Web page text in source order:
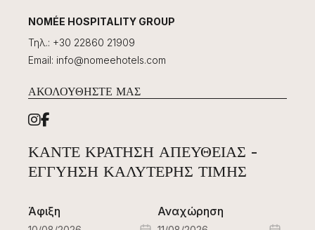
NOMÉE HOSPITALITY GROUP
Τηλ.: +30 22860 21909
Email: info@nomeehotels.com
ΑΚΟΛΟΥΘΉΣΤΕ ΜΑΣ
ΚΆΝΤΕ ΚΡΆΤΗΣΗ ΑΠΕΥΘΕΊΑΣ -
ΕΓΓΎΗΣΗ ΚΑΛΎΤΕΡΗΣ ΤΙΜΉΣ
Άφιξη Αναχώρηση